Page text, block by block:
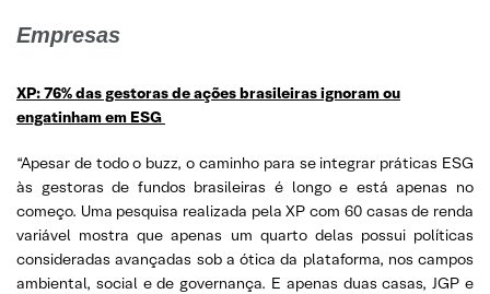
Empresas
XP: 76% das gestoras de ações brasileiras ignoram ou
engatinham em ESG
“Apesar de todo o buzz, o caminho para se integrar práticas ESG
às gestoras de fundos brasileiras é longo e está apenas no
começo. Uma pesquisa realizada pela XP com 60 casas de renda
variável mostra que apenas um quarto delas possui políticas
consideradas avançadas sob a ótica da plataforma, nos campos
ambiental, social e de governança. E apenas duas casas, JGP e